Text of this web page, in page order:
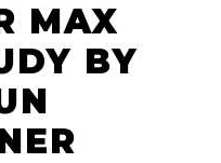
MAX
BY